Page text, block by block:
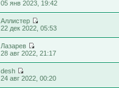
05 янв 2023, 19:42
Аллистер
22 дек 2022, 05:53
Лазарев
28 авг 2022, 21:17
desh
24 авг 2022, 00:20